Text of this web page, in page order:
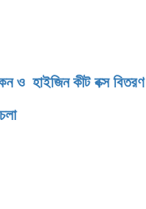
ও হাইজিন কীট বক্স বিতরণ